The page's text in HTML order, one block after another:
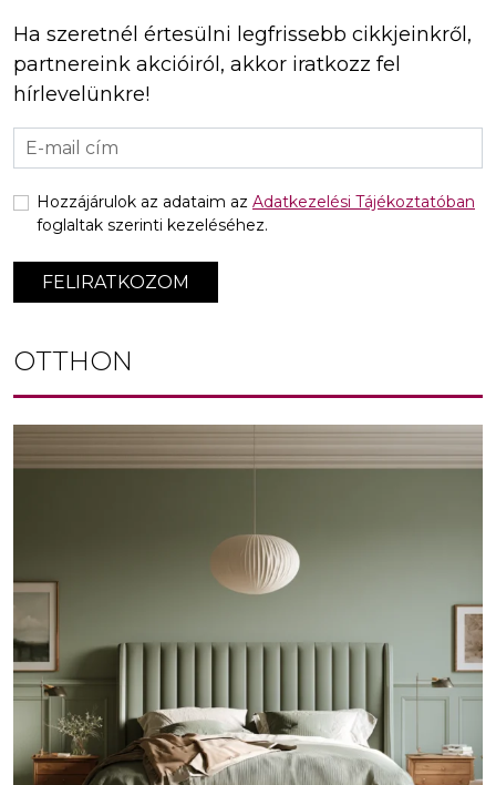
Ha szeretnél értesülni legfrissebb cikkjeinkről,
partnereink akcióiról, akkor iratkozz fel
hírlevelünkre!
FELIRATKOZOM
Hozzájárulok az adataim az Adatkezelési Tájékoztatóban
foglaltak szerinti kezeléséhez.
OTTHON